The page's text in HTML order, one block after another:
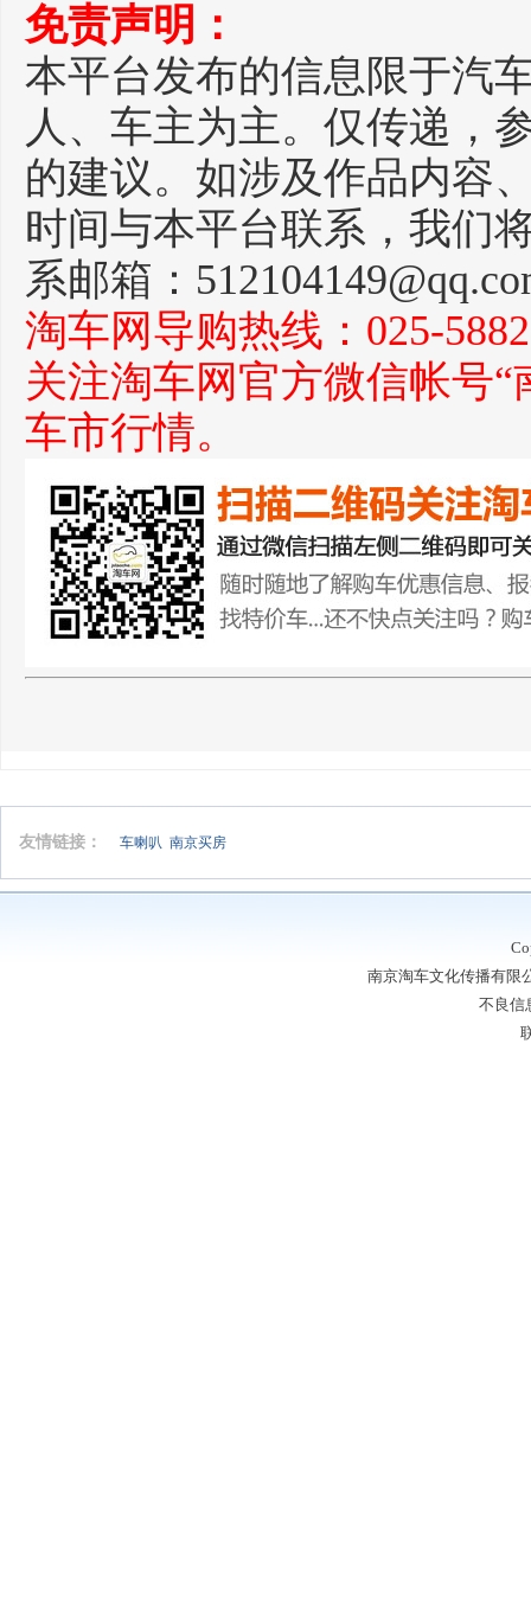
免责声明：
本平台发布的信息限于汽
人、车主为主。仅传递，
的建议。如涉及作品内容
时间与本平台联系，我们
系邮箱：
淘车网导购热线：025-
关注淘车网官方微信帐号
车市行情。
友情链接： 车喇叭 南京买房
南京淘车文化传播有限
不良信